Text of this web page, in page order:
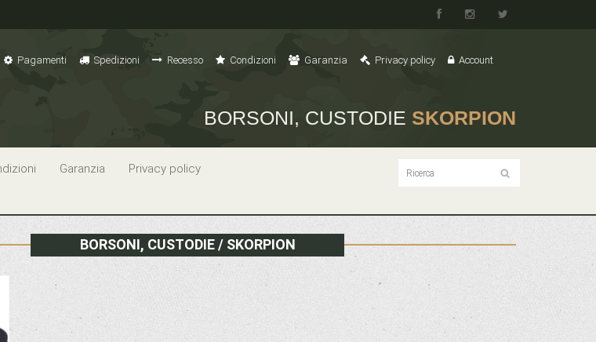
Pagamenti Spedizioni Recesso Condizioni Garanzia Privacy policy
Account
BORSONI, CUSTODIE SKORPION
Garanzia
Privacy policy
BORSONI, CUSTODIE / SKORPION